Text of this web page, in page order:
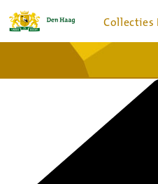
Bronnen en collecties